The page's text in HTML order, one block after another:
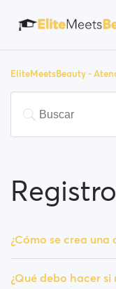
EliteMeetsBeauty -
Registro
¿Cómo se crea una
¿Qué debo hacer